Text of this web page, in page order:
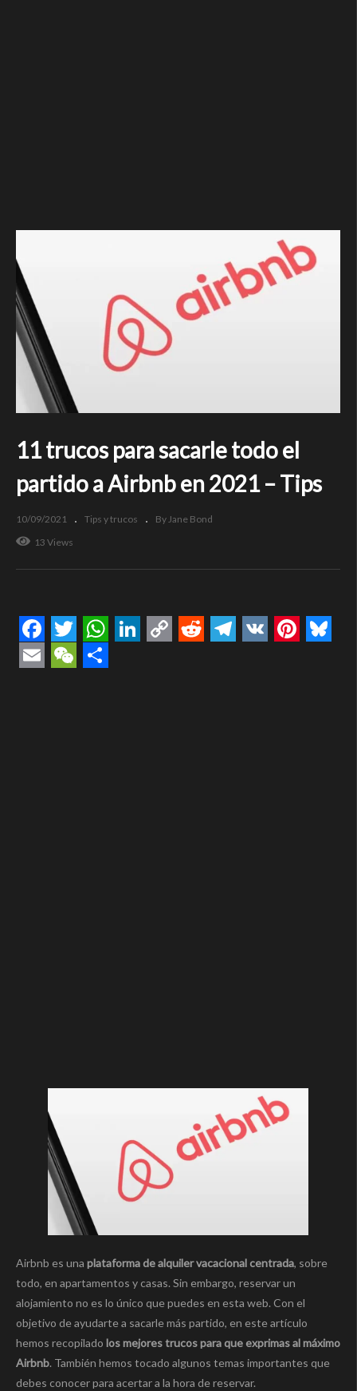
11 trucos para sacarle todo el
partido a Airbnb en 2021 – Tips
10/09/2021 Tips y trucos
By Jane Bond
13 Views
Facebook
TwitterWhatsApp
Airbnb es una plataforma de alquiler vacacional centrada, sobre
todo, en apartamentos y casas. Sin embargo, reservar un
alojamiento no es lo único que puedes en esta web. Con el
objetivo de ayudarte a sacarle más partido, en este artículo
hemos recopilado los mejores trucos para que exprimas al máximo
Airbnb. También hemos tocado algunos temas importantes que
debes conocer para acertar a la hora de reservar.